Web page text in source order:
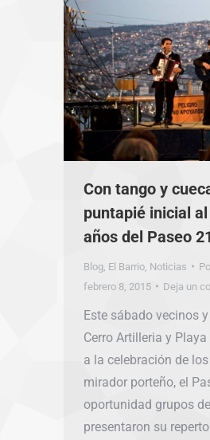
Con tango y
puntapié inicial
años del Paseo
Blog El Barrio Noticias
febrero 8, 2015
Deja un
Este sábado vecinos
Cerro Artilleria y
a la celebración de
mirador porteño, el
oportunidad grupos
presentaron su